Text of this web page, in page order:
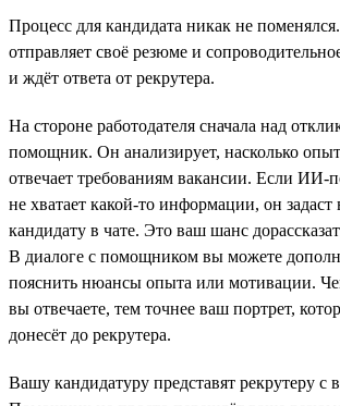
Процесс для кандидата никак не
отправляет своё резюме и
и ждёт ответа от рекрутера.
На стороне работодателя сначала над
помощник. Он анализирует, насколько опыт
отвечает требованиям вакансии. Если
не хватает какой-то информации, он
кандидату в чате. Это ваш шанс
В диалоге с помощником вы можете
пояснить нюансы опыта или мотивации.
вы отвечаете, тем точнее ваш портрет,
донесёт до рекрутера.
Вашу кандидатуру представят рекрутеру с